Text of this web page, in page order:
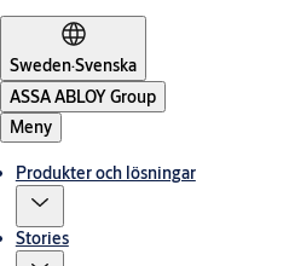
Sweden·Svenska
ASSA ABLOY Group
Meny
Produkter och lösningar
Stories